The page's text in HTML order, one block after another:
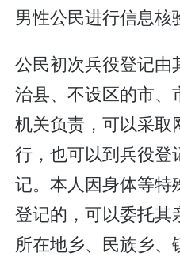
男性公民进行信息核
公民初次兵役登记由
治县、不设区的市、
机关负责，可以采取
行，也可以到兵役登
记。本人因身体等特
登记的，可以委托其
所在地乡、民族乡